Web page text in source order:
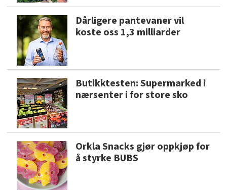
Dårligere pantevaner vil
koste oss 1,3 milliarder
Butikktesten: Supermarked i
nærsenter i for store sko
Orkla Snacks gjør oppkjøp for
å styrke BUBS